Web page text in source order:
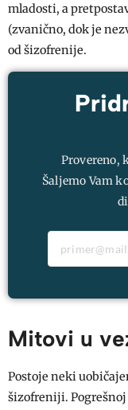
mladosti, a
(zvanično, dok je
od šizofrenije.
Provereno,
Šaljemo Vam
Mitovi u
Postoje neki
šizofreniji.